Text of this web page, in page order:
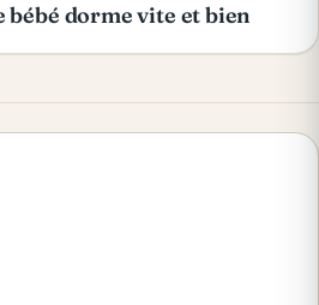
bébé dorme vite et bien